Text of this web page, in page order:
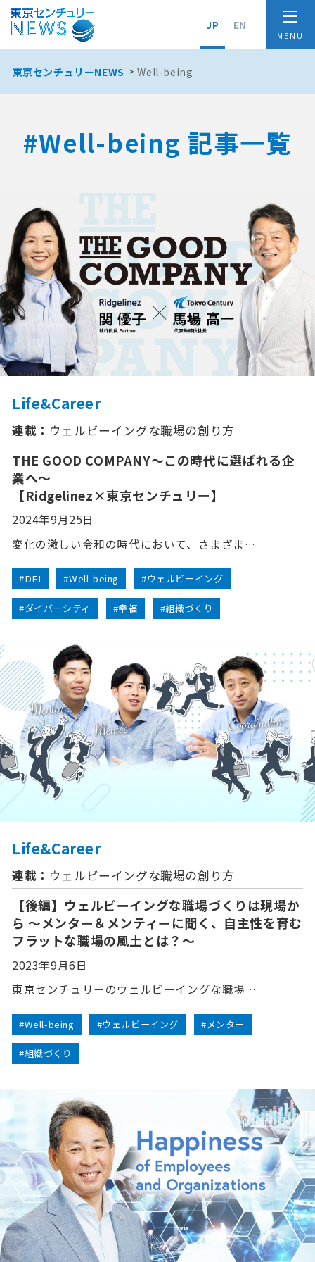
JP EN
東京センチュリーNEWS Well-being
#Well-being 記事一覧
Life&Career
連載： ウェルビーイングな職場の創り方
THE GOOD COMPANY～この時代に選ばれる企
業へ～
【Ridgelinez×東京センチュリー】
2024年9月25日
変化の激しい令和の時代において、さまざま…
#DEI #Well-being #ウェルビーイング
#ダイバーシティ #幸福 #組織づくり
Life&Career
連載： ウェルビーイングな職場の創り方
【後編】ウェルビーイングな職場づくりは現場か
ら ～メンター＆メンティーに聞く、自主性を育む
フラットな職場の風土とは？～
2023年9月6日
東京センチュリーのウェルビーイングな職場…
#Well-being #ウェルビーイング #メンター
#組織づくり